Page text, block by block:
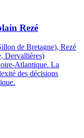
Rezé
de Bretagne), Rezé
Dervallières)
Atlantique. La
des décisions